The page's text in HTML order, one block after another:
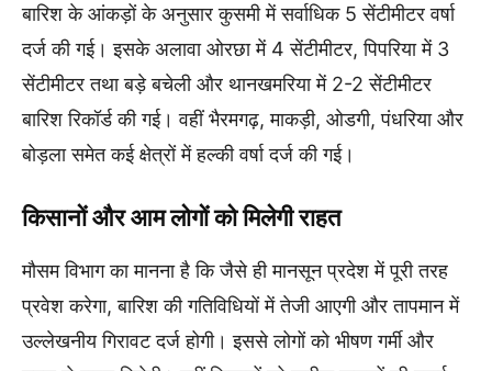
बारिश के आंकड़ों के अनुसार कुसमी में सर्वाधिक 5 सेंटीमीटर वर्षा
दर्ज की गई। इसके अलावा ओरछा में 4 सेंटीमीटर, पिपरिया में 3
सेंटीमीटर तथा बड़े बचेली और थानखमरिया में 2-2 सेंटीमीटर
बारिश रिकॉर्ड की गई। वहीं भैरमगढ़, माकड़ी, ओडगी, पंधरिया और
बोड़ला समेत कई क्षेत्रों में हल्की वर्षा दर्ज की गई।
किसानों और आम लोगों को मिलेगी राहत
मौसम विभाग का मानना है कि जैसे ही मानसून प्रदेश में पूरी तरह
प्रवेश करेगा, बारिश की गतिविधियों में तेजी आएगी और तापमान में
उल्लेखनीय गिरावट दर्ज होगी। इससे लोगों को भीषण गर्मी और